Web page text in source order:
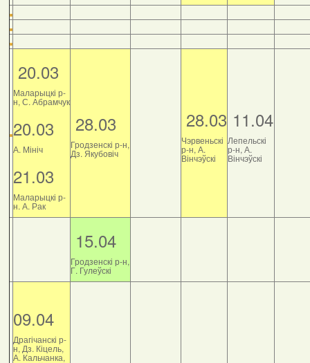
20.03
Маларыцкі р-
н, С. Абрамчук
20.03
А. Мініч
21.03
Маларыцкі р-
н. А. Рак
28.03
Гродзенскі р-н,
Дз. Якубовіч
28.03
Чэрвеньскі
р-н, А.
Вінчэўскі
11.04
Лепельскі
р-н, А.
Вінчэўскі
15.04
Гродзенскі р-н,
Г. Гулеўскі
09.04
Драгічанскі р-
н, Дз. Кіцель,
А. Кальчанка,